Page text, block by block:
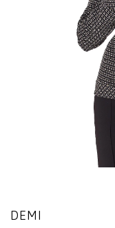
DEMI